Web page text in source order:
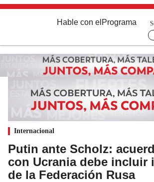
Hable con el Programa
Internacional
Putin ante Scholz:
con Ucrania debe incluir
de la Federación Rusa